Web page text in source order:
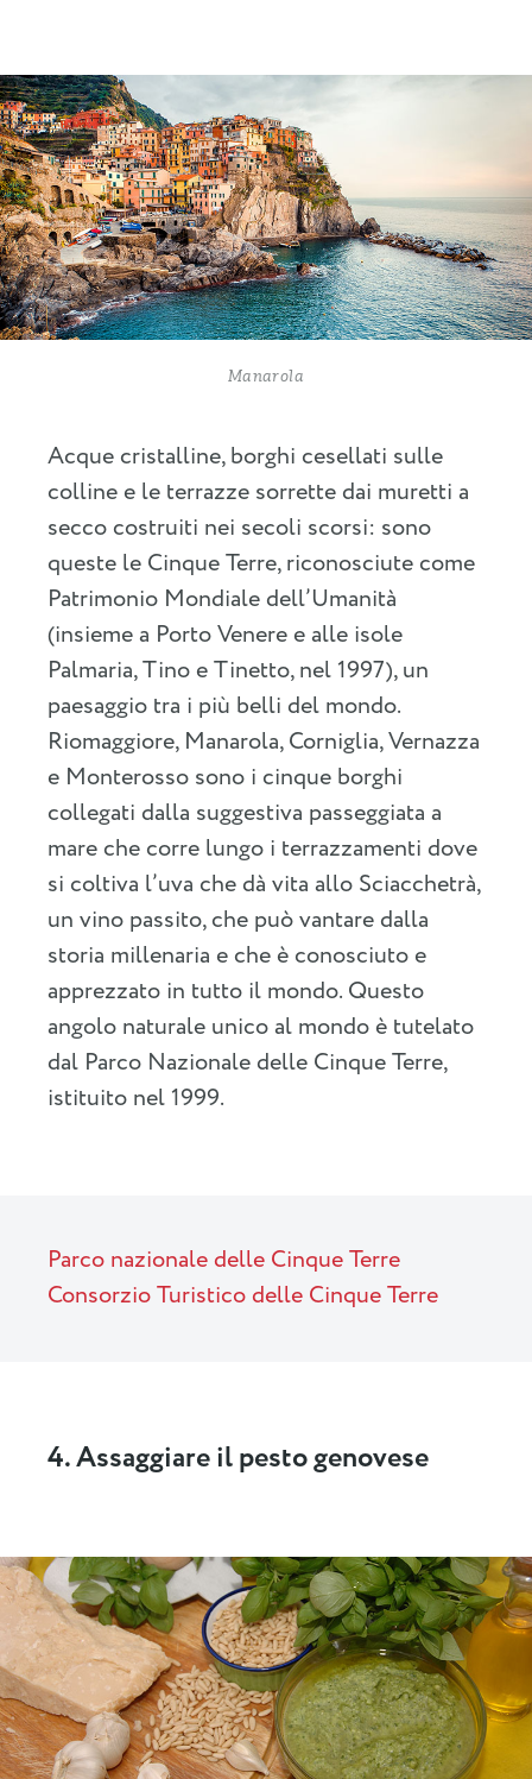
Manarola
Acque cristalline, borghi cesellati sulle
colline e le terrazze sorrette dai muretti a
secco costruiti nei secoli scorsi: sono
queste le Cinque Terre, riconosciute come
Patrimonio Mondiale dell’Umanità
(insieme a Porto Venere e alle isole
Palmaria, Tino e Tinetto, nel 1997), un
paesaggio tra i più belli del mondo.
Riomaggiore, Manarola, Corniglia, Vernazza
e Monterosso sono i cinque borghi
collegati dalla suggestiva passeggiata a
mare che corre lungo i terrazzamenti dove
si coltiva l’uva che dà vita allo Sciacchetrà,
un vino passito, che può vantare dalla
storia millenaria e che è conosciuto e
apprezzato in tutto il mondo. Questo
angolo naturale unico al mondo è tutelato
dal Parco Nazionale delle Cinque Terre,
istituito nel 1999.
Parco nazionale delle Cinque Terre
Consorzio Turistico delle Cinque Terre
4. Assaggiare il pesto genovese